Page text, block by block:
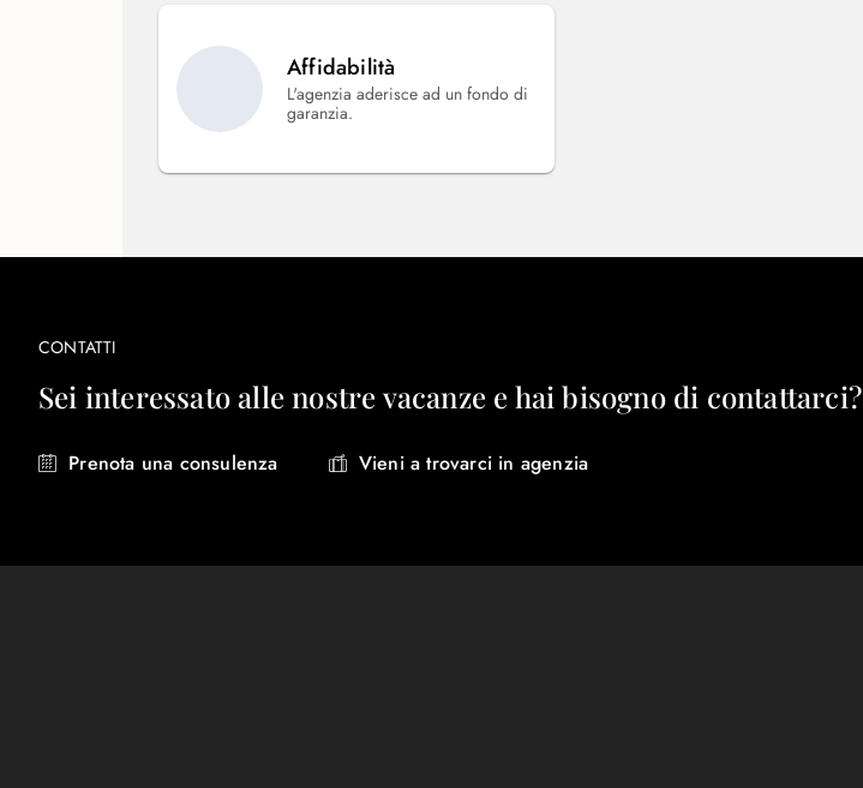
Affidabilità
L'agenzia aderisce ad un fondo di
garanzia.
CONTATTI
Sei interessato alle nostre vacanze e hai bisogno di contattarci?
Prenota una consulenza Vieni a trovarci in agenzia